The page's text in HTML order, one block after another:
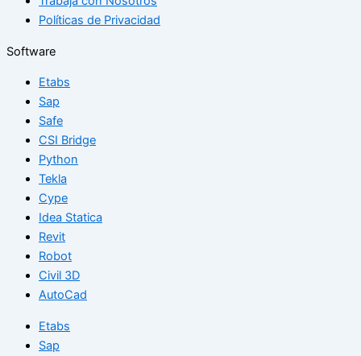
Políticas de Privacidad
Software
Etabs
Sap
Safe
CSI Bridge
Python
Tekla
Cype
Idea Statica
Revit
Robot
Civil 3D
AutoCad
Etabs
Sap